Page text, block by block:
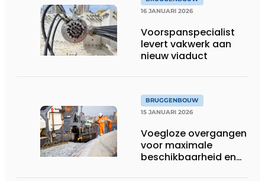
16 JANUARI 2026
Voorspanspecialist
levert vakwerk aan
nieuw viaduct
BRUGGENBOUW
15 JANUARI 2026
Voegloze overgangen
voor maximale
beschikbaarheid en